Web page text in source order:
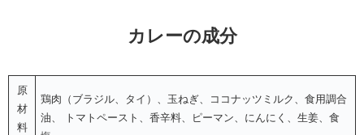
カレーの成分
原
材
料
鶏肉（ブラジル、タイ）、玉ねぎ、ココナッツミルク、食用調合
油、 トマトペースト、香辛料、ピーマン、にんにく、生姜、食